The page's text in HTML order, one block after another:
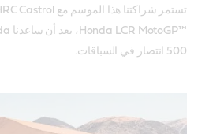
500 انتصار في السباقات.